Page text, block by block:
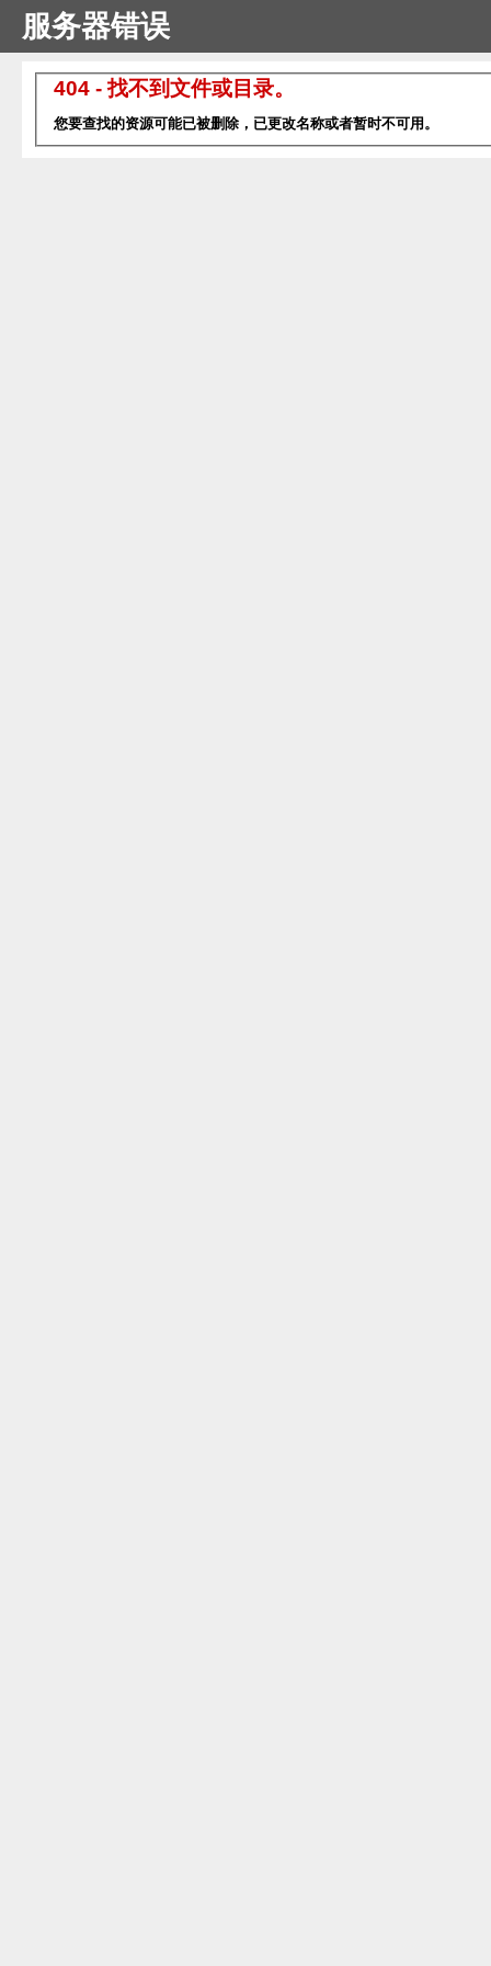
服务器错误
404 - 找不到文件或目录。
您要查找的资源可能已被删除，已更改名称或者暂时不可用。